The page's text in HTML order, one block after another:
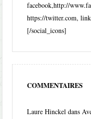
facebook,http://
https://twitter.com,
[/social_icons]
COMMENTAIRES
Laure Hinckel dans